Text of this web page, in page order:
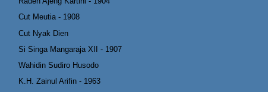
Cut Meutia - 1908
Cut Nyak Dien
Si Singa Mangaraja XII - 1907
Wahidin Sudiro Husodo
K.H. Zainul Arifin - 1963